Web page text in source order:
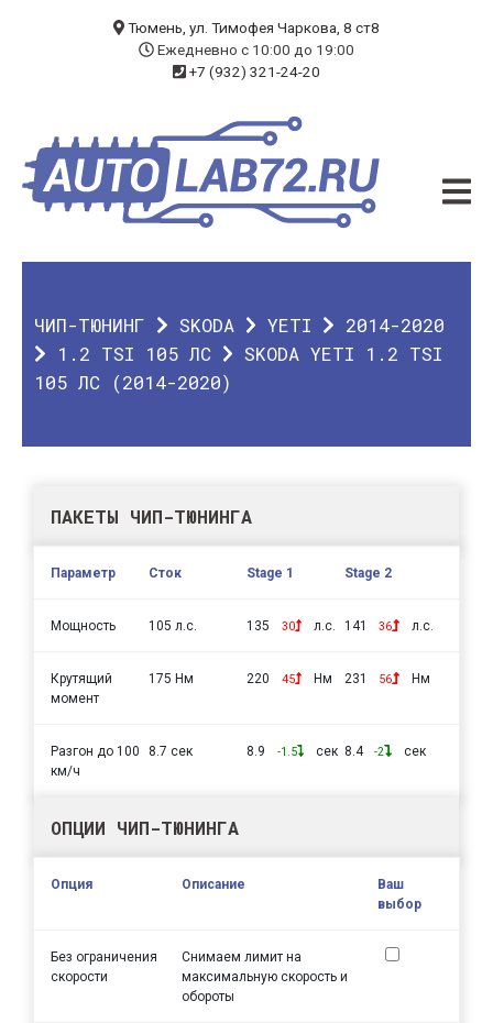
ЧИП-ТЮНИНГ
ДИАГНОСТИКА
О КОМПАНИИ
Тюмень, ул. Тимофея Чаркова, 8 ст8
Ежедневно с 10:00 до 19:00
+7 (932) 321-24-20
ЧИП-ТЮНИНГ SKODA YETI
2014-2020
1.2 TSI 105 ЛС
SKODA YETI 1.2 TSI
105 ЛС (2014-2020)
ПАКЕТЫ ЧИП-ТЮНИНГА
Параметр Сток Stage 1 Stage 2
Мощность 105 л.с. 135 30 л.с. 141 36 л.с.
Крутящий
момент
175 Нм 220 45 Нм 231 56 Нм
Разгон до 100
км/ч
8.7 сек 8.9 -1.5 сек 8.4 -2 сек
ОПЦИИ ЧИП-ТЮНИНГА
Опция Описание
Ваш
выбор
Без ограничения
скорости
Снимаем лимит на
максимальную скорость и
обороты